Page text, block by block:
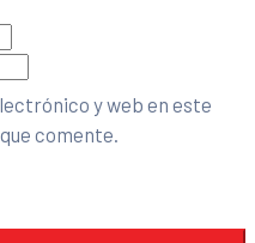
y web en este
comente.